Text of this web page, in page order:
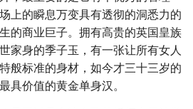
上的瞬息万变具有透彻的洞悉力的
的商业巨子。拥有高贵的英国皇族
家身的季子玉，有一张让所有女人
般标准的身材，如今才三十三岁的
具价值的黄金单身汉。